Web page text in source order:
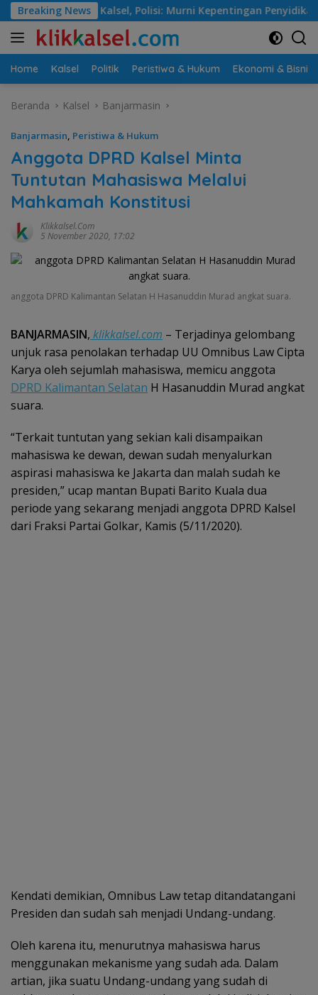
Langsung
ke
konten
Breaking News
Polisi: Murni Kepentingan Penyidikan Jalan
Home Kalsel Politik Peristiwa & Hukum Ekonomi & Bisnis
Beranda Kalsel Banjarmasin
Banjarmasin, Peristiwa & Hukum
Anggota DPRD Kalsel Minta
Tuntutan Mahasiswa Melalui
Mahkamah Konstitusi
Klikkalsel.com
5 November 2020, 17:02
anggota DPRD Kalimantan Selatan H Hasanuddin Murad angkat suara.
BANJARMASIN, klikkalsel.com – Terjadinya gelombang
unjuk rasa penolakan terhadap UU Omnibus Law Cipta
Karya oleh sejumlah mahasiswa, memicu anggota
DPRD Kalimantan Selatan H Hasanuddin Murad angkat
suara.
“Terkait tuntutan yang sekian kali disampaikan
mahasiswa ke dewan, dewan sudah menyalurkan
aspirasi mahasiswa ke Jakarta dan malah sudah ke
presiden,” ucap mantan Bupati Barito Kuala dua
periode yang sekarang menjadi anggota DPRD Kalsel
dari Fraksi Partai Golkar, Kamis (5/11/2020).
Kendati demikian, Omnibus Law tetap ditandatangani
Presiden dan sudah sah menjadi Undang-undang.
Oleh karena itu, menurutnya mahasiswa harus
menggunakan mekanisme yang sudah ada. Dalam
artian, jika suatu Undang-undang yang sudah di